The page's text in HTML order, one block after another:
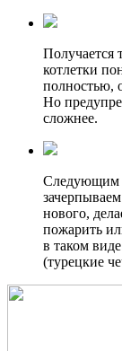
Получается
котлетки
полностью,
Но
сложнее.
Следующим
нового,
пожарить
в таком
(турецкие